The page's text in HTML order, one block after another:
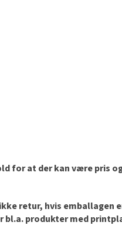
for at der kan være pris
retur, hvis
produkter med